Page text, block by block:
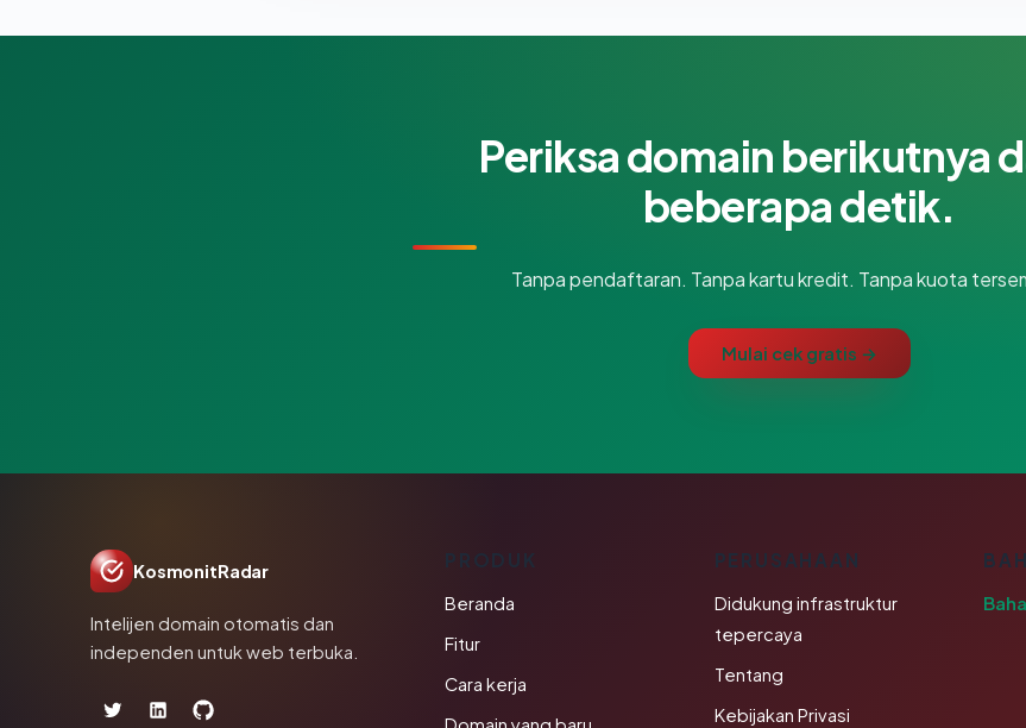
Periksa domain berikutnya
beberapa detik.
Tanpa pendaftaran. Tanpa kartu kredit. Tanpa kuota
Mulai cek gratis →
KosmonitRadar
Intelijen domain otomatis dan
independen untuk web terbuka.
Beranda
Fitur
Cara kerja
PERUSAHAAN
Didukung infrastruktur
tepercaya
Tentang
Kebijakan Privasi